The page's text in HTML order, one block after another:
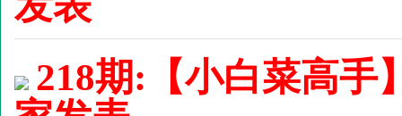
218期:【小白菜高手